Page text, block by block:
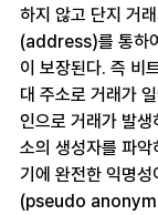
하지 않고 단지 거
(address)를 통하
이 보장된다. 즉 비
대 주소로 거래가
인으로 거래가 발
소의 생성자를 파
기에 완전한 익명
(pseudo